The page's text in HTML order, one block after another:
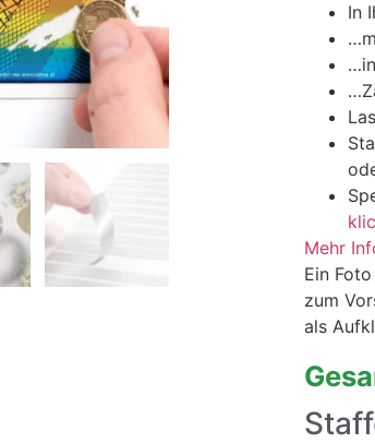
In
Mehr
Ein
zum
als